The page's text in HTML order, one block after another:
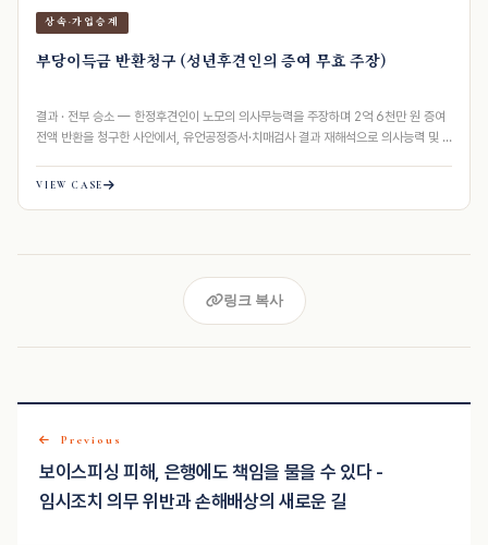
상속·가업승계
부당이득금 반환청구 (성년후견인의 증여 무효 주장)
결과 · 전부 승소 — 한정후견인이 노모의 의사무능력을 주장하며 2억 6천만 원 증여
전액 반환을 청구한 사안에서, 유언공정증서·치매검사 결과 재해석으로 의사능력 및 …
VIEW CASE
링크 복사
Previous
보이스피싱 피해, 은행에도 책임을 물을 수 있다 -
임시조치 의무 위반과 손해배상의 새로운 길